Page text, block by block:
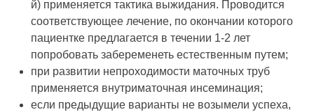
й) применяется тактика выжидания. Проводится
соответствующее лечение, по окончании которого
пациентке предлагается в течении 1-2 лет
попробовать забеременеть естественным путем;
при развитии непроходимости маточных труб
применяется внутриматочная инсеминация;
если предыдущие варианты не возымели успеха,